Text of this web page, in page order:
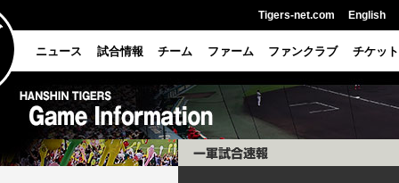
Tigers-net.com English
ニュース 試合情報 チーム ファーム ファンクラブ チケット